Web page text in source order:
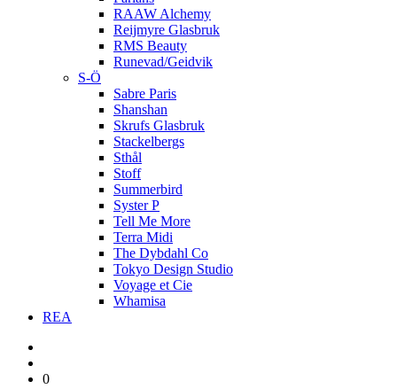
RAAW Alchemy
Reijmyre Glasbruk
RMS Beauty
Runevad/Geidvik
S-Ö
Sabre Paris
Shanshan
Skrufs Glasbruk
Stackelbergs
Sthål
Stoff
Summerbird
Syster P
Tell Me More
Terra Midi
The Dybdahl Co
Tokyo Design Studio
Voyage et Cie
Whamisa
REA
0